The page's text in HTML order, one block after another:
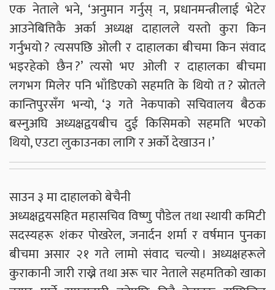
एक नेताले भने, ‘अनुमान गर्नुस् न, प्रधानमन्त्रीलाई भेटेर
आउनेबित्तिकै अर्का अध्यक्ष दाहालले यस्तो कुरा किन
गर्नुभयो ? त्यसपछि ओली र दाहालका बीचमा किन संवाद
भइरहेको छैन ?’ त्यसो भए ओली र दाहालका बीचमा
लगभग मिलेर पनि भाँडिएको सहमति के थियो त ? स्रोतले
कान्तिपुरसँग भन्यो, ‘३ गते नेकपाको सचिवालय बैठक
बस्नुअघि अध्यक्षद्वयबीच दुई किसिमको सहमति भएको
थियो, एउटा लुकाउनका लागि र अर्को देखाउन ।’
साउन ३ मा दाहालको बेचैनी
अध्यक्षद्वयसहित महासचिव विष्णु पौडेल तथा स्थायी कमिटी
सदस्यहरू शंकर पोखरेल, जनार्दन शर्मा र वर्षमान पुनका
बीचमा असार २१ गते लामो संवाद चल्यो । अध्यक्षहरूले
कुराकानी जारी राख्ने तथा अरू चार नेताले सहमतिको खाका